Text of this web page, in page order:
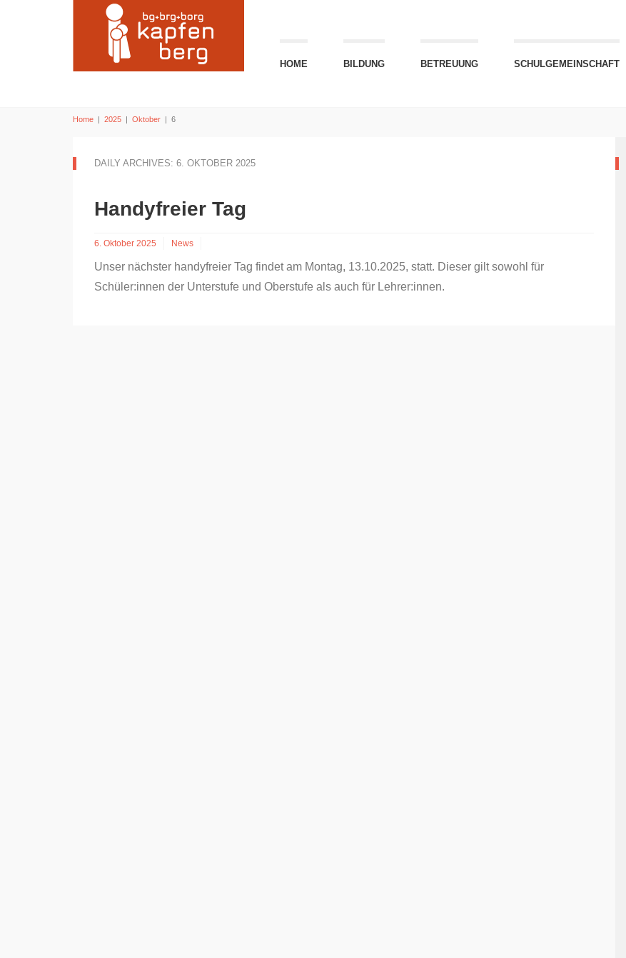
HOME BILDUNG BETREUUNG SCHULGEMEINSCHAFT
Home | 2025 | Oktober | 6
DAILY ARCHIVES: 6. OKTOBER 2025
Handyfreier Tag
6. Oktober 2025 News
Unser nächster handyfreier Tag findet am Montag, 13.10.2025, statt. Dieser gilt sowohl für
Schüler:innen der Unterstufe und Oberstufe als auch für Lehrer:innen.